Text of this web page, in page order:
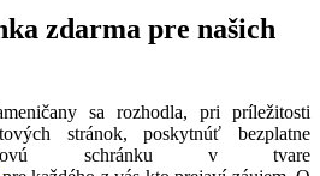
zdarma pre našich
sa rozhodla, pri príležitosti
stránok, poskytnúť bezplatne
schránku v tvare